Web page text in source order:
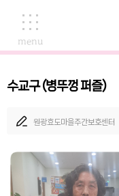
수교구 (병뚜껑 퍼즐)
원광효도마을주간보호센터
menu